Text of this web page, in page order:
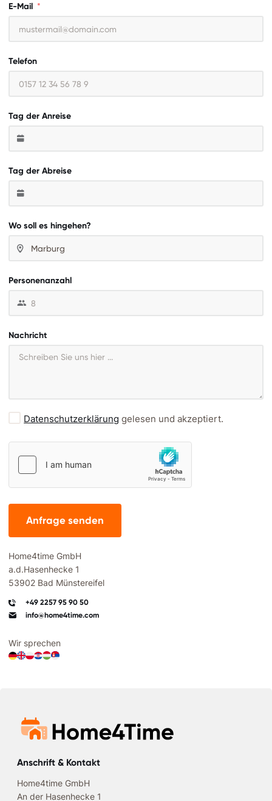
E-Mail
Telefon
Tag der Anreise
Tag der Abreise
Wo soll es hingehen?
Personenanzahl
Nachricht
Datenschutzerklärung gelesen und akzeptiert.
Anfrage senden
Home4time GmbH
a.d.Hasenhecke 1
53902 Bad Münstereifel
+49 2257 95 90 50
info@home4time.com
Wir sprechen
Anschrift & Kontakt
Home4time GmbH
An der Hasenhecke 1